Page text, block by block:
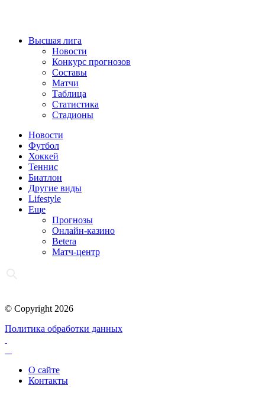
Высшая лига
Новости
Конкурс прогнозов
Составы
Матчи
Таблица
Статистика
Стадионы
Новости
Футбол
Хоккей
Теннис
Биатлон
Другие виды
Lifestyle
Еще
Прогнозы
Онлайн-казино
Betera
Матч-центр
© Copyright 2026
Политика обработки данных
О сайте
Контакты